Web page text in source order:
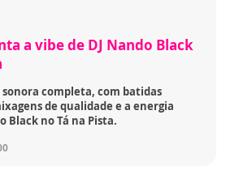
a vibe de DJ Nando Black
completa, com batidas
de qualidade e a energia
Black no Tá na Pista.